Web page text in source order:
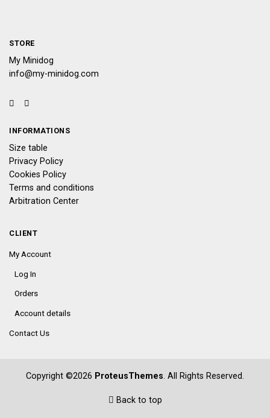
STORE
My Minidog
info@my-minidog.com
INFORMATIONS
Size table
Privacy Policy
Cookies Policy
Terms and conditions
Arbitration Center
CLIENT
My Account
Log In
Orders
Account details
Contact Us
Copyright ©2026 ProteusThemes. All Rights Reserved.
Back to top